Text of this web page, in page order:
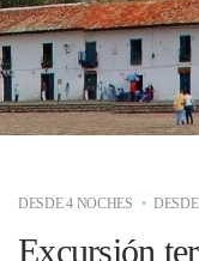
DESDE 4 NOCHES
Excursión